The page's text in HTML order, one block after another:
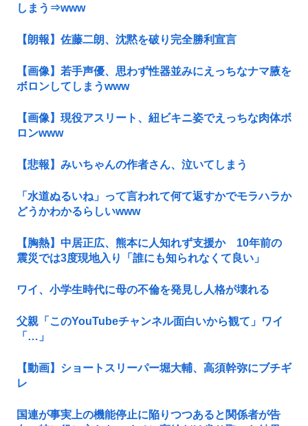
しまう⇒www
【朗報】佐藤二朗、沈黙を破り完全勝利宣言
【画像】若手声優、思わず性器並みにえっちなナマ腋を
ボロンしてしまうwww
【画像】現役アスリート、紐ビキニ姿でえっちな肉体ボ
ロンwww
【悲報】みいちゃんの作者さん、泣いてしまう
「水道ぬるいね」って言われて何て返すかでモラハラか
どうかわかるらしいwww
【胸熱】中居正広、熊本に人知れず支援か 10年前の
震災では3度現地入り「誰にも知られなくて良い」
ワイ、小学生時代に母の不倫を発見し人格が壊れる
父親「このYouTubeチャンネル面白いから観て」ワイ
「…」
【動画】ショートスリーパー堀大輔、高須幹弥にブチギ
レ
国連が事実上の機能停止に陥りつつあると関係者が告